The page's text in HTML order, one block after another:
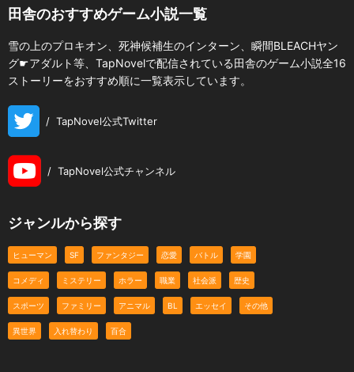
田舎のおすすめゲーム小説一覧
雪の上のプロキオン、死神候補生のインターン、瞬間BLEACHヤン
グ☛アダルト等、TapNovelで配信されている田舎のゲーム小説全16
ストーリーをおすすめ順に一覧表示しています。
/ TapNovel公式Twitter
/ TapNovel公式チャンネル
ジャンルから探す
ヒューマン SF ファンタジー 恋愛 バトル 学園
コメディ ミステリー ホラー 職業 社会派 歴史
スポーツ ファミリー アニマル BL エッセイ その他
異世界 入れ替わり 百合